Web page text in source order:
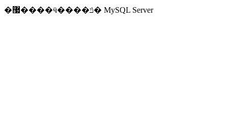
�޷����ӵ����ݿ� MySQL Server